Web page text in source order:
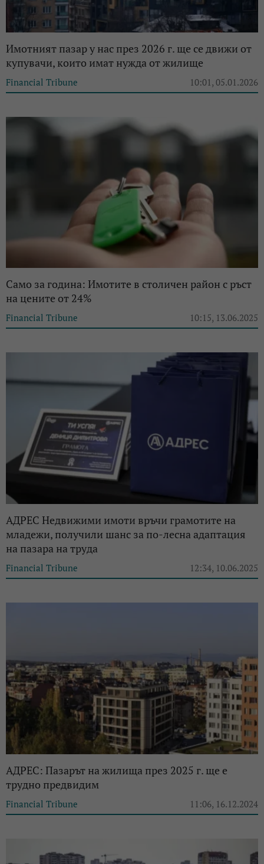
Имотният пазар у нас през 2026 г. ще се движи от
купувачи, които имат нужда от жилище
Financial Tribune 10:01, 05.01.2026
Само за година: Имотите в столичен район с ръст
на цените от 24%
Financial Tribune 10:15, 13.06.2025
АДРЕС Недвижими имоти връчи грамотите на
младежи, получили шанс за по-лесна адаптация
на пазара на труда
Financial Tribune 12:34, 10.06.2025
АДРЕС: Пазарът на жилища през 2025 г. ще е
трудно предвидим
Financial Tribune 11:06, 16.12.2024